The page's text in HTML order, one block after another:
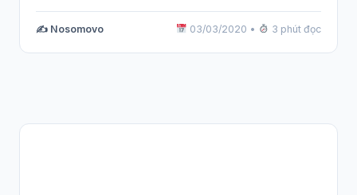
✍️ Nosomovo 03/03/2020 • 3 phút đọc